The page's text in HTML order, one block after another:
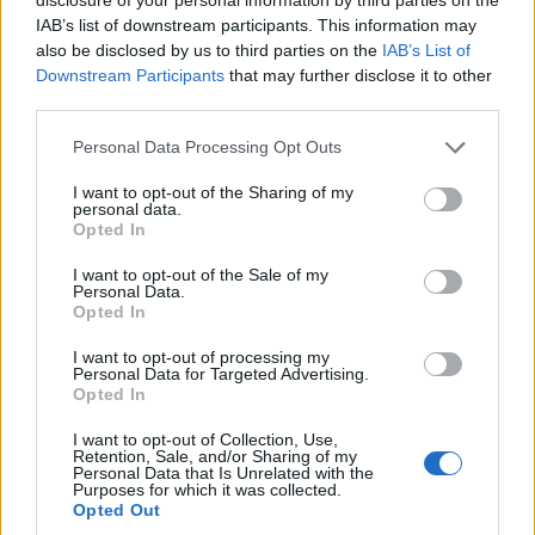
IAB’s list of downstream participants. This information may
also be disclosed by us to third parties on the IAB’s List of
Downstream Participants that may further disclose it to other
Personal Data Processing Opt Outs
I want to opt-out of the Sharing of my
personal data.
Opted In
I want to opt-out of the Sale of my
Personal Data.
Opted In
I want to opt-out of processing my
Personal Data for Targeted Advertising.
Opted In
I want to opt-out of Collection, Use,
Retention, Sale, and/or Sharing of my
Personal Data that Is Unrelated with the
Purposes for which it was collected.
Opted Out
Comentari:
Deseu el meu nom, el correu electrònic i el lloc web en
aquest navegador per a la propera vegada que comenti.
Captcha5 * 2 = ?